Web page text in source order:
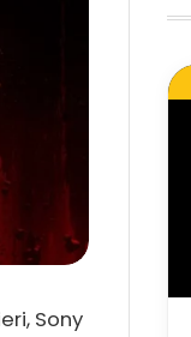
Sony